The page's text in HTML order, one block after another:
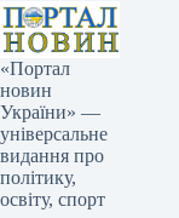
«Портал
новин
України» —
універсальне
видання про
політику,
освіту, спорт